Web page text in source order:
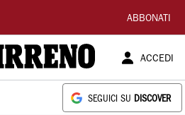
ABBONATI
ACCEDI
SEGUICI SU DISCOVER